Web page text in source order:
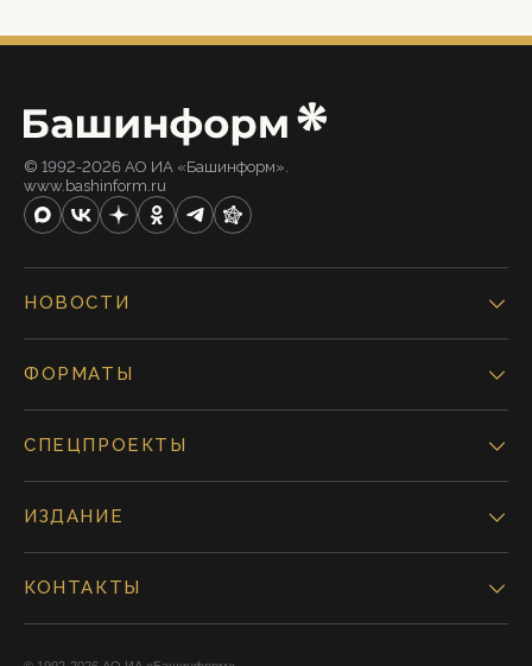
© 1992-2026 АО ИА «Башинформ».
www.bashinform.ru
НОВОСТИ
ФОРМАТЫ
СПЕЦПРОЕКТЫ
ИЗДАНИЕ
КОНТАКТЫ